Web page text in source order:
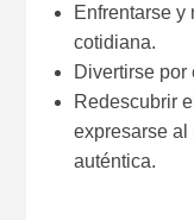
Enfrentarse y
cotidiana.
Divertirse por
Redescubrir
expresarse al
auténtica.